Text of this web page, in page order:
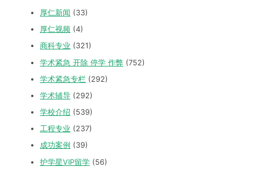
厚仁新闻 (33)
厚仁视频 (4)
商科专业 (321)
学术紧急 开除 停学 作弊 (752)
学术紧急专栏 (292)
学术辅导 (292)
学校介绍 (539)
工程专业 (237)
成功案例 (39)
护学星VIP留学 (56)